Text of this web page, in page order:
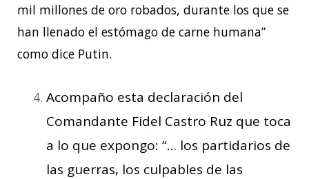
mil millones de oro robados, durante los que se
han llenado el estómago de carne humana”
como dice Putin.
Acompaño esta declaración del
Comandante Fidel Castro Ruz que toca
a lo que expongo: “… los partidarios de
las guerras, los culpables de las